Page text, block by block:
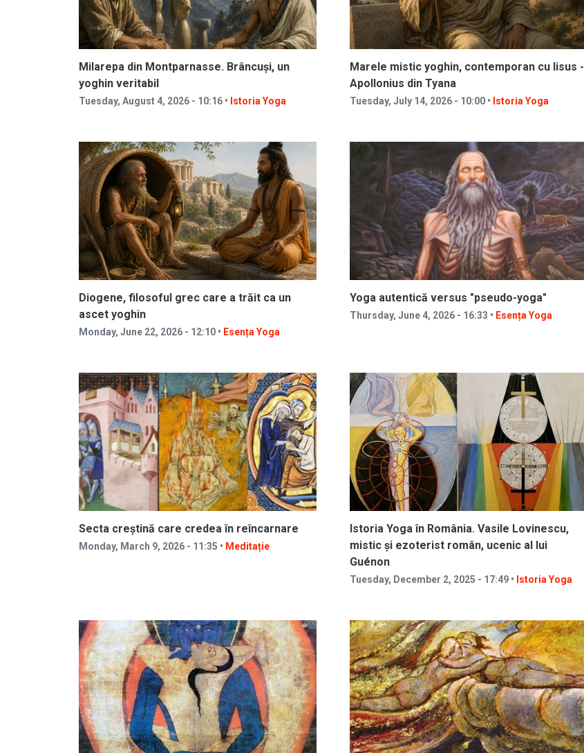
Milarepa din Montparnasse. Brâncuși, un
yoghin veritabil
Tuesday, August 4, 2026 - 10:16 • Istoria Yoga
Marele mistic yoghin, contemporan cu Iisus -
Apollonius din Tyana
Tuesday, July 14, 2026 - 10:00 • Istoria Yoga
Diogene, filosoful grec care a trăit ca un
ascet yoghin
Monday, June 22, 2026 - 12:10 • Esența Yoga
Yoga autentică versus "pseudo-yoga"
Thursday, June 4, 2026 - 16:33 • Esența Yoga
Secta creștină care credea în reîncarnare
Monday, March 9, 2026 - 11:35 • Meditație
Istoria Yoga în România. Vasile Lovinescu,
mistic și ezoterist român, ucenic al lui
Guénon
Tuesday, December 2, 2025 - 17:49 • Istoria Yoga